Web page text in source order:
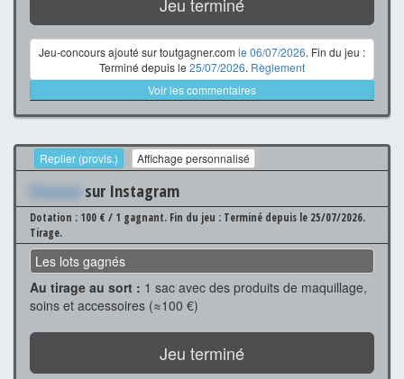
Jeu-concours ajouté sur toutgagner.com le 06/07/2026. Fin du jeu :
Terminé depuis le 25/07/2026. Règlement
Voir les commentaires
Replier (provis.) Affichage personnalisé
Xxxxxxx sur Instagram
Dotation : 100 € / 1 gagnant. Fin du jeu : Terminé depuis le 25/07/2026.
Tirage.
Les lots gagnés
Au tirage au sort : 1 sac avec des produits de maquillage,
soins et accessoires (≈100 €)
Jeu terminé